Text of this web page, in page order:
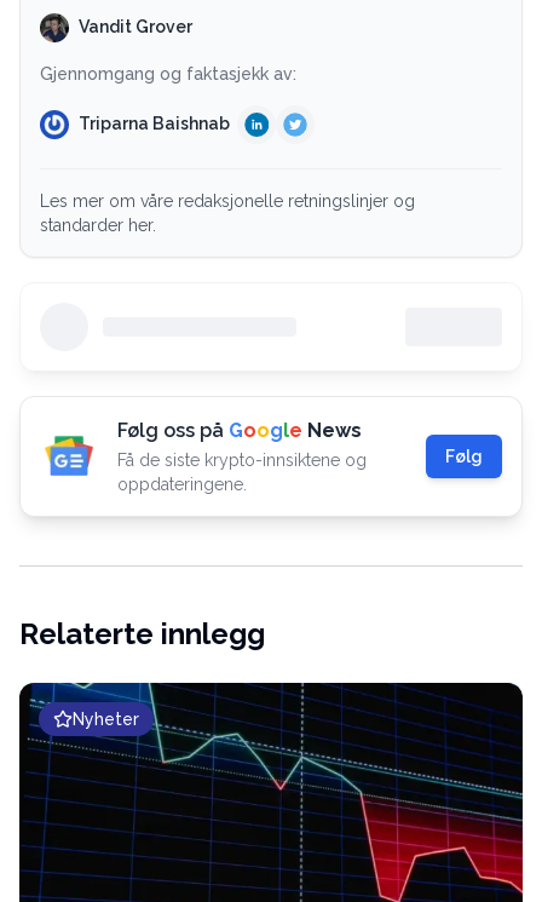
Vandit Grover
Gjennomgang og faktasjekk av:
Triparna Baishnab
Les mer om våre redaksjonelle retningslinjer og
standarder her.
Følg oss på Google News
Få de siste krypto-innsiktene og
oppdateringene.
Følg
Relaterte innlegg
Nyheter